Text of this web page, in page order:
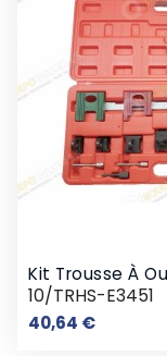
Kit Trousse À
10/TRHS-E3451
40,64 €Prix